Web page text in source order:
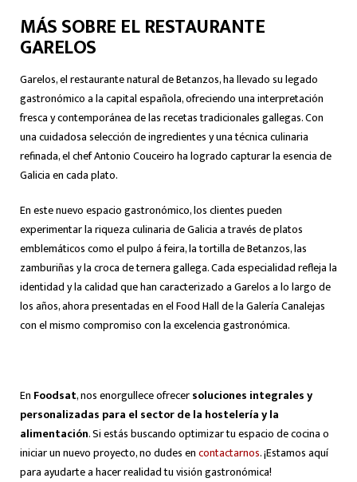
MÁS SOBRE EL RESTAURANTE
GARELOS
Garelos, el restaurante natural de Betanzos, ha llevado su legado
gastronómico a la capital española, ofreciendo una interpretación
fresca y contemporánea de las recetas tradicionales gallegas. Con
una cuidadosa selección de ingredientes y una técnica culinaria
refinada, el chef Antonio Couceiro ha logrado capturar la esencia de
Galicia en cada plato.
En este nuevo espacio gastronómico, los clientes pueden
experimentar la riqueza culinaria de Galicia a través de platos
emblemáticos como el pulpo á feira, la tortilla de Betanzos, las
zamburiñas y la croca de ternera gallega. Cada especialidad refleja la
identidad y la calidad que han caracterizado a Garelos a lo largo de
los años, ahora presentadas en el Food Hall de la Galería Canalejas
con el mismo compromiso con la excelencia gastronómica.
En Foodsat, nos enorgullece ofrecersoluciones integrales y
personalizadas para el sector de la hostelería y la
alimentación. Si estás buscando optimizar tu espacio de cocina o
iniciar un nuevo proyecto, no dudes encontactarnos. ¡Estamos aquí
para ayudarte a hacer realidad tu visión gastronómica!